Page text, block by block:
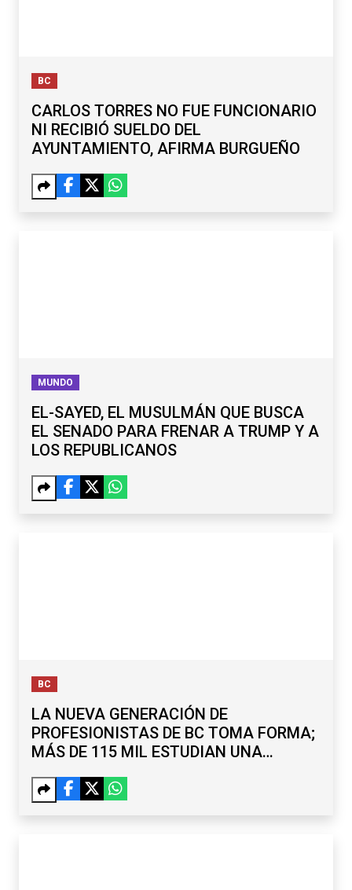
BC
CARLOS TORRES NO FUE FUNCIONARIO
NI RECIBIÓ SUELDO DEL
AYUNTAMIENTO, AFIRMA BURGUEÑO
MUNDO
EL-SAYED, EL MUSULMÁN QUE BUSCA
EL SENADO PARA FRENAR A TRUMP Y A
LOS REPUBLICANOS
BC
LA NUEVA GENERACIÓN DE
PROFESIONISTAS DE BC TOMA FORMA;
MÁS DE 115 MIL ESTUDIAN UNA